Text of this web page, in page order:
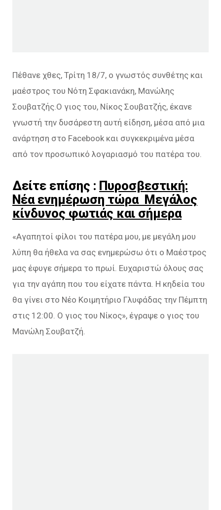
Πέθανε χθες, Τρίτη 18/7, ο γνωστός συνθέτης και
μαέστρος του Νότη Σφακιανάκη, Μανώλης
Σουβατζής.Ο γιος του, Νίκος Σουβατζής, έκανε
γνωστή την δυσάρεστη αυτή είδηση, μέσα από μια
ανάρτηση στο Facebook και συγκεκριμένα μέσα
από τον προσωπικό λογαριασμό του πατέρα του.
Δείτε επίσης : Πυροσβεστική:
Νέα ενημέρωση τώρα Μεγάλος
κίνδυνος φωτιάς και σήμερα
«Αγαπητοί φίλοι του πατέρα μου, με μεγάλη μου
λύπη θα ήθελα να σας ενημερώσω ότι ο Μαέστρος
μας έφυγε σήμερα το πρωί. Ευχαριστώ όλους σας
για την αγάπη που του είχατε πάντα. Η κηδεία του
θα γίνει στο Νέο Κοιμητήριο Γλυφάδας την Πέμπτη
στις 12:00. Ο γιος του Νίκος», έγραψε ο γιος του
Μανώλη Σουβατζή.